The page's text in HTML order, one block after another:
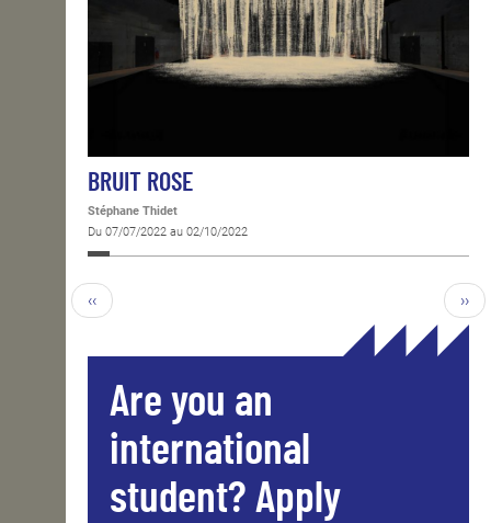
BRUIT ROSE
Stéphane Thidet
Du 07/07/2022 au 02/10/2022
‹‹ ››
Are you an
international
student? Apply